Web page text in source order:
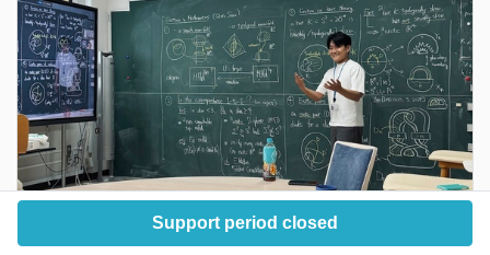
Support period closed